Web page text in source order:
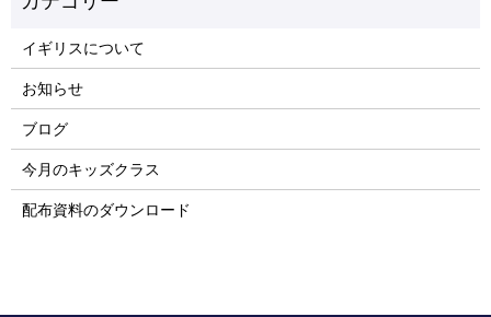
イギリスについて
お知らせ
ブログ
今月のキッズクラス
配布資料のダウンロード